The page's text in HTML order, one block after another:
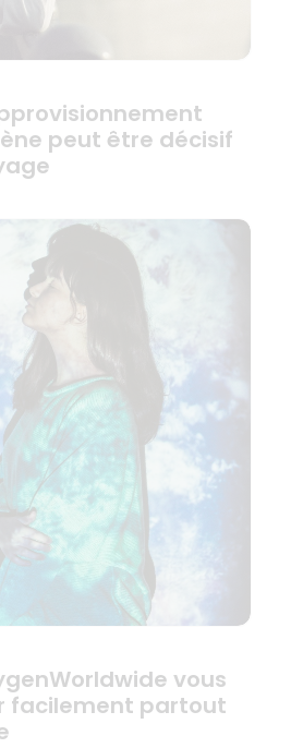
peut être décisif
vous
facilement partout